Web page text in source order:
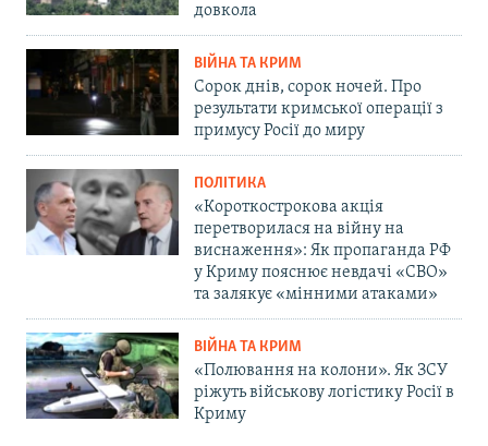
довкола
ВІЙНА ТА КРИМ
Сорок днів, сорок ночей. Про
результати кримської операції з
примусу Росії до миру
ПОЛІТИКА
«Короткострокова акція
перетворилася на війну на
виснаження»: Як пропаганда РФ
у Криму пояснює невдачі «СВО»
та залякує «мінними атаками»
ВІЙНА ТА КРИМ
«Полювання на колони». Як ЗСУ
ріжуть військову логістику Росії в
Криму